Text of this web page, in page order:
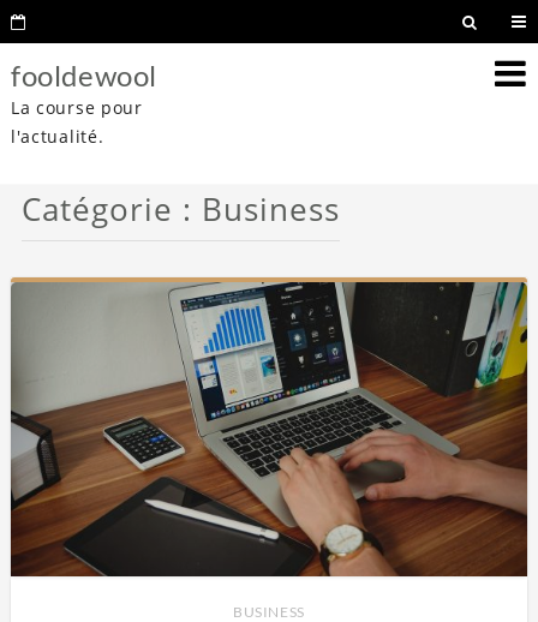
fooldewool
La course pour
l'actualité.
Catégorie : Business
BUSINESS